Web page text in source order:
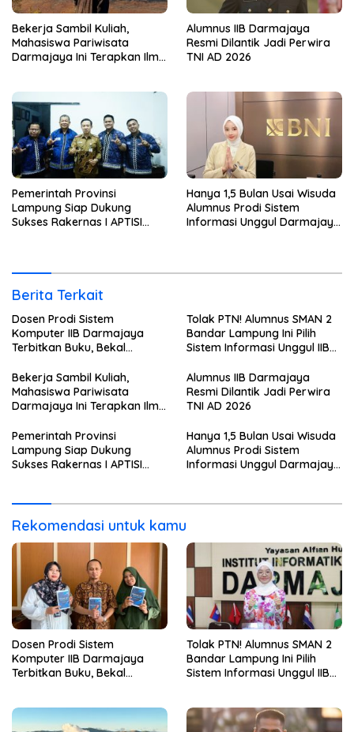
Bekerja Sambil Kuliah,
Mahasiswa Pariwisata
Darmajaya Ini Terapkan Ilmu
Alumnus IIB Darmajaya
Resmi Dilantik Jadi Perwira
TNI AD 2026
Pemerintah Provinsi
Lampung Siap Dukung
Sukses Rakernas I APTISI
Hanya 1,5 Bulan Usai Wisuda
Alumnus Prodi Sistem
Informasi Unggul Darmajaya
Berita Terkait
Dosen Prodi Sistem
Komputer IIB Darmajaya
Terbitkan Buku, Bekal
Sensor dan Aktuator
Tolak PTN! Alumnus SMAN 2
Bandar Lampung Ini Pilih
Sistem Informasi Unggul IIB
Haru
Bekerja Sambil Kuliah,
Mahasiswa Pariwisata
Darmajaya Ini Terapkan Ilmu
Alumnus IIB Darmajaya
Resmi Dilantik Jadi Perwira
TNI AD 2026
Pemerintah Provinsi
Lampung Siap Dukung
Sukses Rakernas I APTISI
Hanya 1,5 Bulan Usai Wisuda
Alumnus Prodi Sistem
Informasi Unggul Darmajaya
Rekomendasi untuk kamu
Dosen Prodi Sistem
Komputer IIB Darmajaya
Terbitkan Buku, Bekal
Tolak PTN! Alumnus SMAN 2
Bandar Lampung Ini Pilih
Sistem Informasi Unggul IIB